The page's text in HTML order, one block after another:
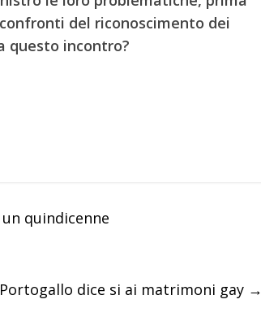
del riconoscimento dei
questo incontro?
quindicenne
dice si ai matrimoni gay →